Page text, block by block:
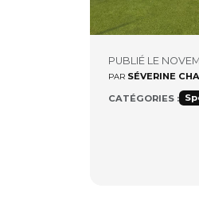
PUBLIÉ LE
PAR SÉVERINE
CATÉGORIES :